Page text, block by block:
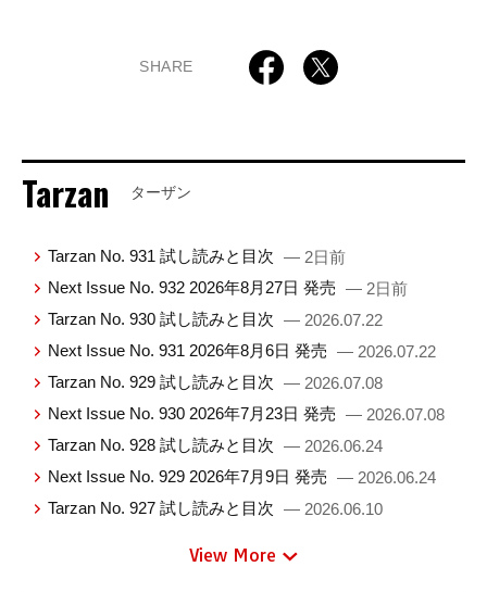
SHARE
Tarzan ターザン
Tarzan No. 931 試し読みと目次 — 2日前
Next Issue No. 932 2026年8月27日 発売 — 2日前
Tarzan No. 930 試し読みと目次 — 2026.07.22
Next Issue No. 931 2026年8月6日 発売 — 2026.07.22
Tarzan No. 929 試し読みと目次 — 2026.07.08
Next Issue No. 930 2026年7月23日 発売 — 2026.07.08
Tarzan No. 928 試し読みと目次 — 2026.06.24
Next Issue No. 929 2026年7月9日 発売 — 2026.06.24
Tarzan No. 927 試し読みと目次 — 2026.06.10
View More